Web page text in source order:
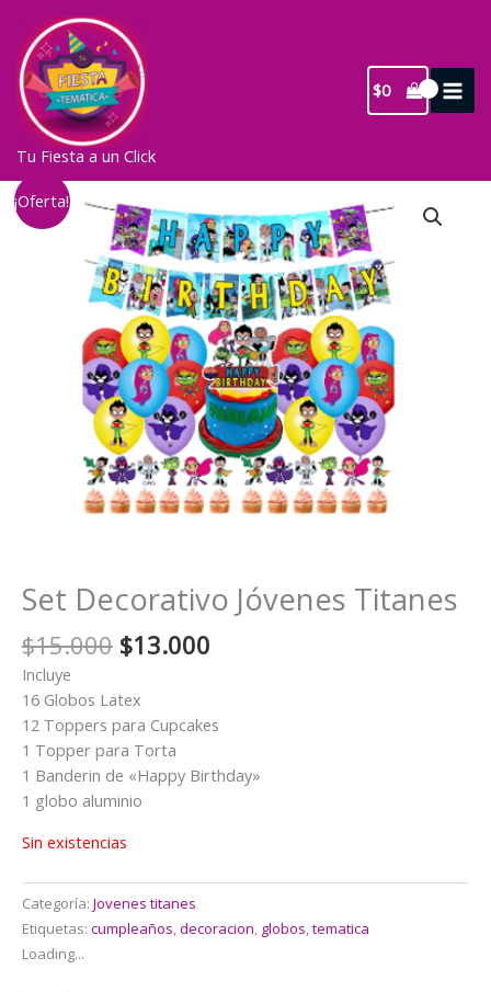
contenido
Tu Fiesta a un Click
$0
¡Oferta!
Set Decorativo Jóvenes Titanes
$15.000 El
original
era:
$15.000.
$13.000
es:
Incluye
16 Globos Latex
12 Toppers para Cupcakes
1 Topper para Torta
1 Banderin de «Happy Birthday»
1 globo aluminio
Sin existencias
Categoría: Jovenes titanes
Etiquetas: cumpleaños,decoracion, globos,tematica
Loading...